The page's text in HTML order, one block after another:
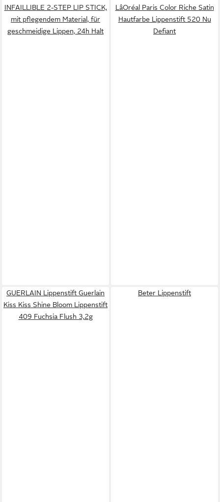
INFAILLIBLE 2-STEP LIP STICK,
mit pflegendem Material, für
geschmeidige Lippen, 24h Halt
LâOréal Paris Color Riche Satin
Hautfarbe Lippenstift 520 Nu
Defiant
GUERLAIN Lippenstift Guerlain
Kiss Kiss Shine Bloom Lippenstift
409 Fuchsia Flush 3,2g
Beter Lippenstift